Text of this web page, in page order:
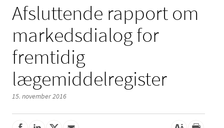
Afsluttende rapport om
markedsdialog for
fremtidig
lægemiddelregister
15. november 2016